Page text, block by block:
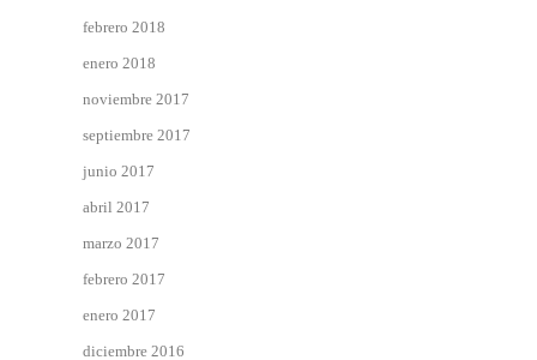
febrero 2018
enero 2018
noviembre 2017
septiembre 2017
junio 2017
abril 2017
marzo 2017
febrero 2017
enero 2017
diciembre 2016